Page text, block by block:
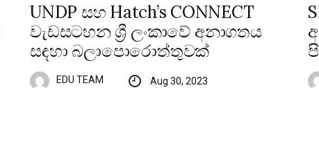
UNDP සහ Hatch’s CONNECT
වැඩසටහන ශ්‍රී ලංකාවේ අනාගතය
සඳහා බලාපොරොත්තුවක්
EDU TEAM Aug 30, 2023